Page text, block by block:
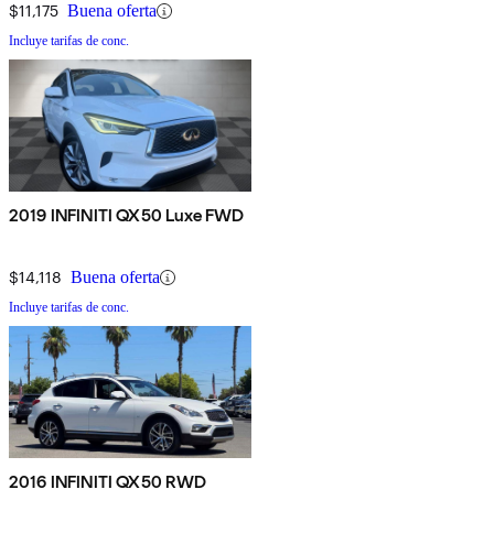
$11,175 Buena oferta
Incluye tarifas de conc.
2019 INFINITI QX50 Luxe FWD
$14,118 Buena oferta
Incluye tarifas de conc.
2016 INFINITI QX50 RWD